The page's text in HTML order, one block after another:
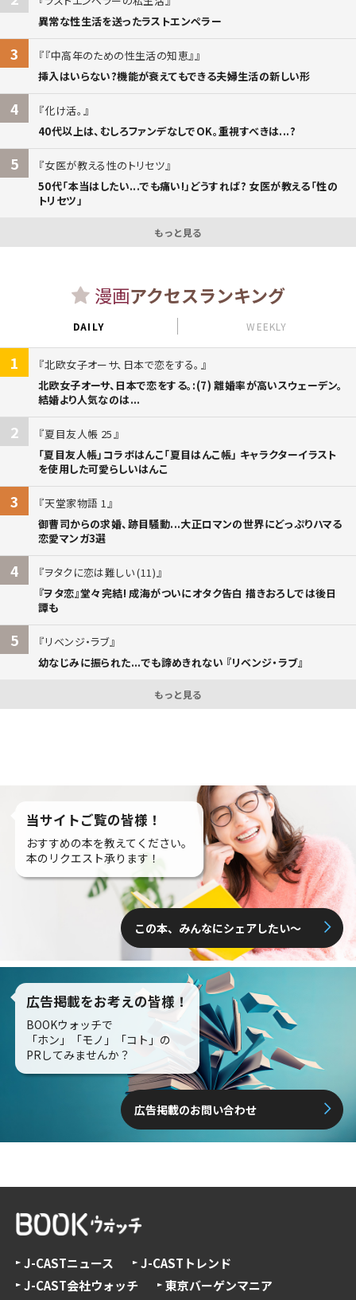
異常な性生活を送ったラストエンペラー
3
『中高年のための性生活の知恵』
挿入はいらない?機能が衰えてもできる夫婦生活の新しい形
4
化け活。
40代以上は、むしろファンデなしでOK。重視すべきは...?
5
女医が教える性のトリセツ
50代「本当はしたい...でも痛い!」どうすれば? 女医が教える「性の
トリセツ」
もっと見る
漫画アクセスランキング
DAILY WEEKLY
1
北欧女子オーサ、日本で恋をする。
北欧女子オーサ、日本で恋をする。:(7) 離婚率が高いスウェーデン。
結婚より人気なのは...
2
夏目友人帳 25
「夏目友人帳」コラボはんこ「夏目はんこ帳」 キャラクターイラスト
を使用した可愛らしいはんこ
3
天堂家物語 1
御曹司からの求婚、跡目騒動...大正ロマンの世界にどっぷりハマる
恋愛マンガ3選
4
ヲタクに恋は難しい (11)
『ヲタ恋』堂々完結! 成海がついにオタク告白 描きおろしでは後日
譚も
5
リベンジ・ラブ
幼なじみに振られた...でも諦めきれない 『リベンジ・ラブ』
もっと見る
当サイトご覧の皆様！
おすすめの本を教えてください。
本のリクエスト承ります！
この本、みんなにシェアしたい〜
広告掲載をお考えの皆様！
BOOKウォッチで
「ホン」「モノ」「コト」の
PRしてみませんか？
広告掲載のお問い合わせ
J-CASTニュース
J-CASTトレンド
J-CAST会社ウォッチ
東京バーゲンマニア